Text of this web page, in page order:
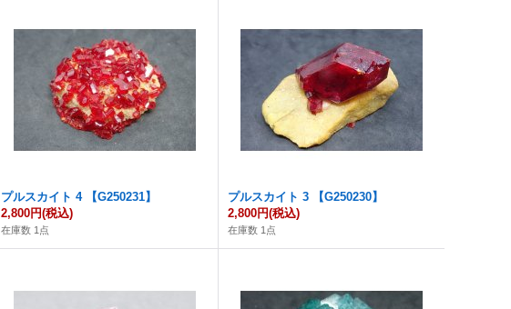
プルスカイト 4 【G250231】
2,800円(税込)
在庫数 1点
プルスカイト 3 【G250230】
2,800円(税込)
在庫数 1点